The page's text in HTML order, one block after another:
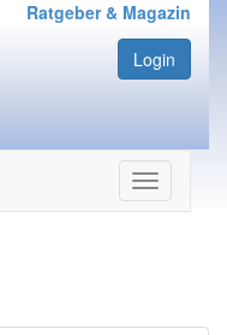
Ratgeber & Magazin
Login
Navigation
ein-/